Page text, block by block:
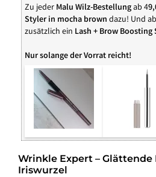
Zu jeder Malu Wilz-Bestellungab 4
Styler in mocha brown dazu! Und ab
zusätzlich ein Lash + Brow Boosting
Nur solange der Vorrat reicht!
Wrinkle Expert –
Iriswurzel